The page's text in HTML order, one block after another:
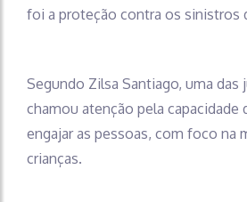
foi a proteção contra os sinistros
Segundo Zilsa Santiago, uma das
chamou atenção pela capacidade
engajar as pessoas, com foco na
crianças.